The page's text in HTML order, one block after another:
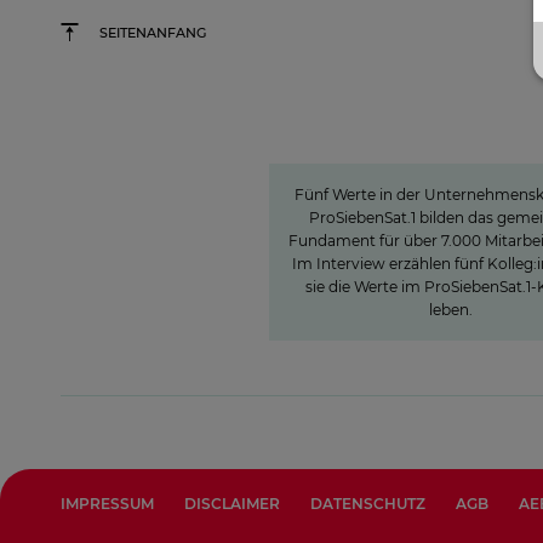
SEITENANFANG
Fünf Werte in der
ProSiebenSat.1 bilden das
Fundament für über 7.000
Im Interview erzählen fünf
sie die Werte im
leben.
IMPRESSUM DISCLAIMER DATENSCHUTZ AGB